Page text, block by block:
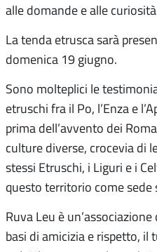
alle domande e alle
La tenda etrusca sarà
domenica 19 giugno.
Sono molteplici le
etruschi fra il Po, l’Enza e
prima dell’avvento dei
culture diverse, crocevia di
stessi Etruschi, i Liguri e i
questo territorio come
Ruva Leu è
basi di amicizia e rispetto,